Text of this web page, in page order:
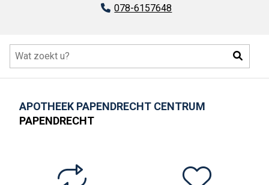
Tel:
078-6157648
APOTHEEK PAPENDRECHT CENTRUM
PAPENDRECHT